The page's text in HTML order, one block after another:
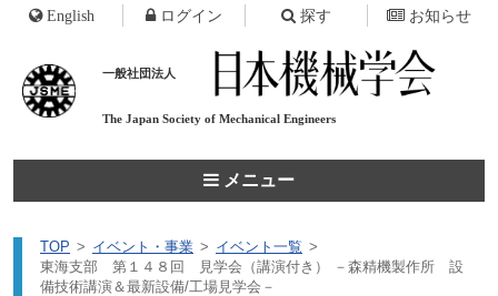
一般社団法人
The Japan Society of Mechanical Engineers
メニュー
English ログイン 探す お知らせ
TOP イベント・事業
イベント一覧
東海支部 第１４８回 見学会（講演付き） －森精機製作所 設
備技術講演＆最新設備/工場見学会－